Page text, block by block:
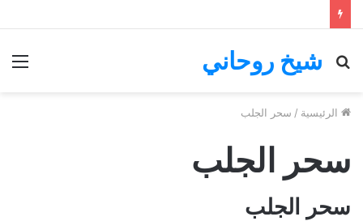
شيخ روحاني
بحث
الرئيسية / سحر الجلب
سحر الجلب
سحر الجلب